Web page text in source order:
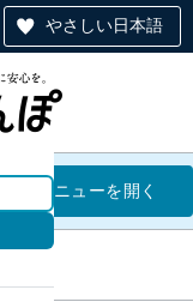
やさしい日本語
岩手支部
メニューを開く